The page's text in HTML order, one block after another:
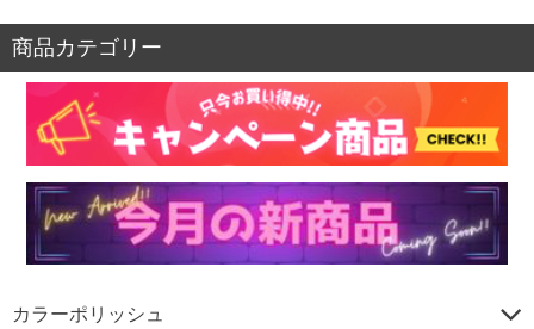
商品カテゴリー
カラーポリッシュ